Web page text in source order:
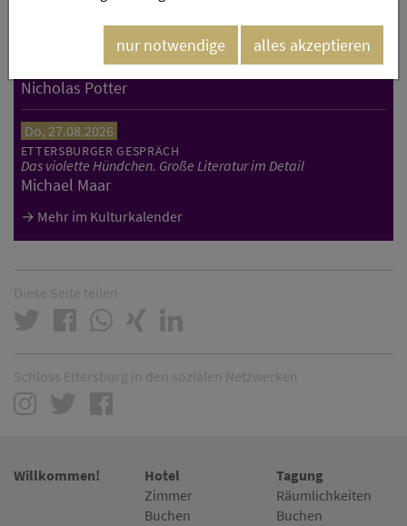
ETTERSBURGER GESPRÄCH
Die neue autoritäre Linke
Nicholas Potter
Do, 27.08.2026
ETTERSBURGER GESPRÄCH
Das violette Hündchen. Große Literatur im Detail
Michael Maar
Mehr im Kulturkalender
Diese Seite teilen
Schloss Ettersburg in den sozialen Netzwerken
Willkommen!
Hotel
Zimmer
Buchen
Tagung
Räumlichkeiten
Buchen
nur notwendige alles akzeptieren